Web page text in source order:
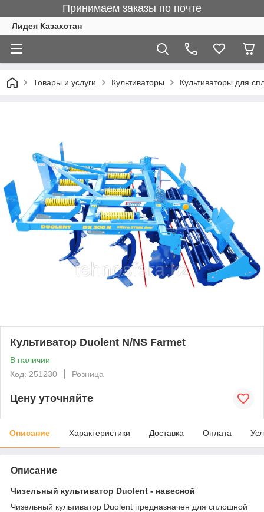
Принимаем заказы по почте
Лидея Казахстан
Товары и услуги Культиваторы Культиваторы для
Культиватор Duolent N/NS Farmet
В наличии
Код: 251230
Розница
Цену уточняйте
Описание Характеристики Доставка Оплата
Описание
Чизельный культиватор Duolent - навесной
Чизельный культиватор Duolent предназначен для сплошной